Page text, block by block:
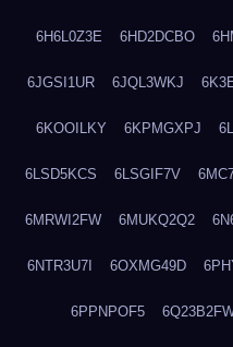
6H6L0Z3E 6HD2DCBO
6JGSI1UR 6JQL3WKJ
6KOOILKY 6KPMGXPJ
6LSD5KCS 6LSGIF7V
6MRWI2FW 6MUKQ2Q2
6NTR3U7I 6OXMG49D
6PPNPOF5